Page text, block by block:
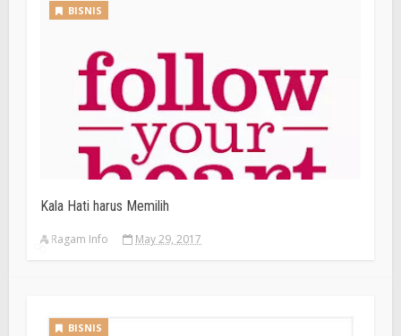
Kala Hati harus Memilih
BISNIS
Ragam Info May 29, 2017
BISNIS